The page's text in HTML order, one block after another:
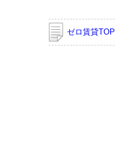
ゼロ賃貸TOP